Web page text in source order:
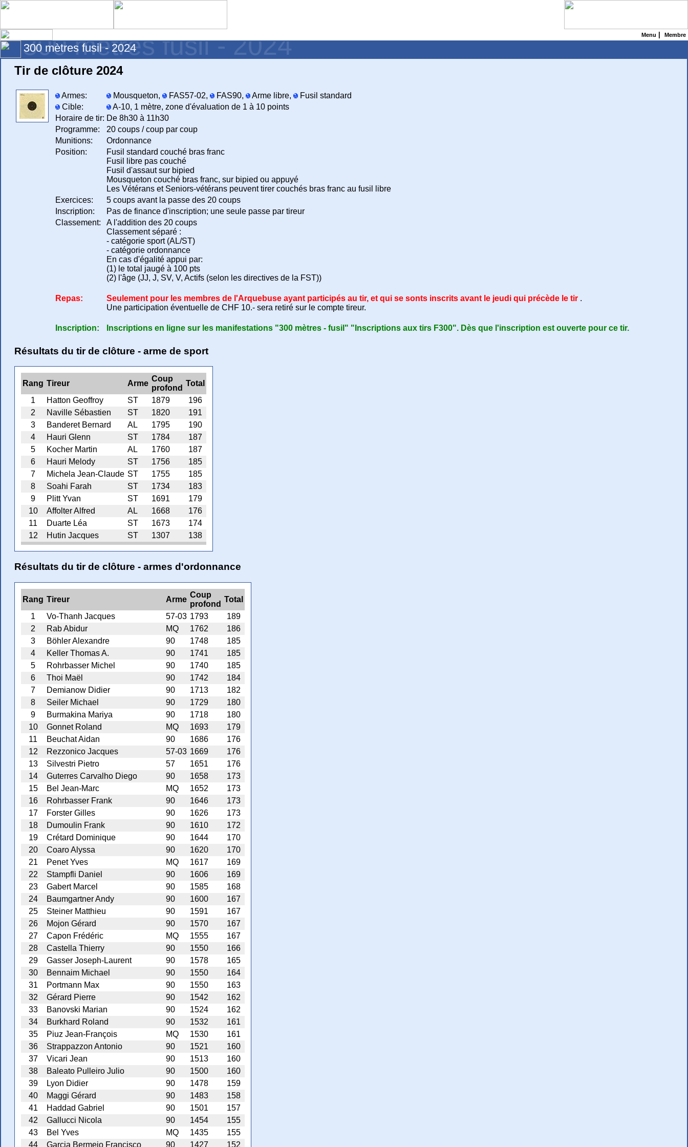
Menu Membre
300 mètres fusil - 2024
300 mètres fusil - 2024
Tir de clôture 2024
Armes: Mousqueton, FAS57-02, FAS90, Arme libre,
Fusil standard
Cible:
A-10, 1 mètre, zone d'évaluation de 1 à 10 points
Horaire de tir: De 8h30 à 11h30
Programme:
20 coups / coup par coup
Munitions:
Ordonnance
Position:
Fusil standard couché bras franc
Fusil libre pas couché
Fusil d'assaut sur bipied
Mousqueton couché bras franc, sur bipied ou appuyé
Les Vétérans et Seniors-vétérans peuvent tirer couchés bras franc au fusil libre
Exercices:
5 coups avant la passe des 20 coups
Inscription:
Pas de finance d'inscription; une seule passe par tireur
Classement:
A l'addition des 20 coups
Classement séparé :
- catégorie sport (AL/ST)
- catégorie ordonnance
En cas d'égalité appui par:
(1) le total jaugé à 100 pts
(2) l'âge (JJ, J, SV, V, Actifs (selon les directives de la FST))
Repas: Seulement pour les membres de l'Arquebuse ayant participés au tir, et qui se sonts inscrits avant le jeudi qui précède le tir .
Une participation éventuelle de CHF 10.- sera retiré sur le compte tireur.
Inscription: Inscriptions en ligne sur les manifestations "300 mètres - fusil" "Inscriptions aux tirs F300". Dès que l'inscription est ouverte pour ce tir.
Résultats du tir de clôture - arme de sport
Rang Tireur Arme
Coup
profond
Total
1
Hatton Geoffroy ST 1879
196
2
Naville Sébastien ST 1820
191
3
Banderet Bernard AL 1795
190
4
Hauri Glenn ST 1784
187
5
Kocher Martin AL 1760
187
6
Hauri Melody ST 1756
185
7
Michela Jean-Claude ST 1755
185
8
Soahi Farah ST 1734
183
9
Plitt Yvan ST 1691
179
10
Affolter Alfred AL 1668
176
11
Duarte Léa ST 1673
174
12
Hutin Jacques ST 1307 138
Résultats du tir de clôture - armes d'ordonnance
Rang Tireur Arme
Coup
profond
Total
1
Vo-Thanh Jacques 57-03 1793
189
2
Rab Abidur MQ 1762
186
3
Böhler Alexandre 90 1748
185
4
Keller Thomas A. 90 1741
185
5
Rohrbasser Michel 90 1740
185
6
Thoi Maël 90 1742
184
7
Demianow Didier 90 1713
182
8
Seiler Michael 90 1729
180
9
Burmakina Mariya 90 1718
180
10
Gonnet Roland MQ 1693
179
11
Beuchat Aidan 90 1686
176
12
Rezzonico Jacques 57-03 1669
176
13
Silvestri Pietro 57 1651
176
14
Guterres Carvalho Diego 90 1658
173
15
Bel Jean-Marc MQ 1652
173
16
Rohrbasser Frank 90 1646
173
17
Forster Gilles 90 1626
173
18
Dumoulin Frank 90 1610
172
19
Crétard Dominique 90 1644
170
20
Coaro Alyssa 90 1620
170
21
Penet Yves MQ 1617
169
22
Stampfli Daniel 90 1606
169
23
Gabert Marcel 90 1585
168
24
Baumgartner Andy 90 1600
167
25
Steiner Matthieu 90 1591
167
26
Mojon Gérard 90 1570
167
27
Capon Frédéric MQ 1555
167
28
Castella Thierry 90 1550
166
29
Gasser Joseph-Laurent 90 1578
165
30
Bennaim Michael 90 1550
164
31
Portmann Max 90 1550
163
32
Gérard Pierre 90 1542
162
33
Banovski Marian 90 1524
162
34
Burkhard Roland 90 1532
161
35
Piuz Jean-François MQ 1530
161
36
Strappazzon Antonio 90 1521
160
37
Vicari Jean 90 1513
160
38
Baleato Pulleiro Julio 90 1500
160
39
Lyon Didier 90 1478
159
40
Maggi Gérard 90 1483
158
41
Haddad Gabriel 90 1501
157
42
Gallucci Nicola 90 1454
155
43
Bel Yves MQ 1435
155
44
Garcia Bermejo Francisco 90 1427 152